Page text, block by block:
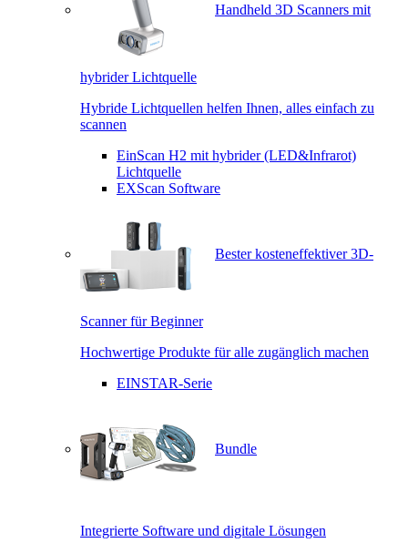
Handheld 3D Scanners mit
hybrider Lichtquelle
Hybride Lichtquellen helfen Ihnen, alles einfach zu
scannen
EinScan H2 mit hybrider (LED&Infrarot)
Lichtquelle
EXScan Software
Bester kosteneffektiver 3D-
Scanner für Beginner
Hochwertige Produkte für alle zugänglich machen
EINSTAR-Serie
Bundle
Integrierte Software und digitale Lösungen